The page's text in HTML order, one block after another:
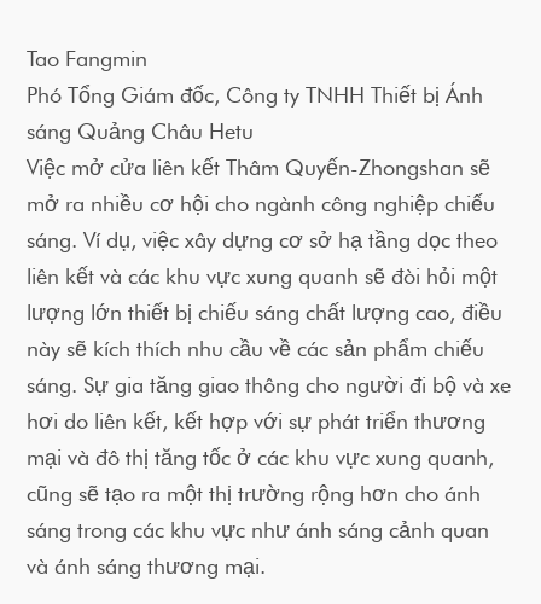
Tao Fangmin
Phó Tổng Giám đốc, Công ty TNHH Thiết bị Ánh
sáng Quảng Châu Hetu
Việc mở cửa liên kết Thâm Quyến-Zhongshan sẽ
mở ra nhiều cơ hội cho ngành công nghiệp chiếu
sáng. Ví dụ, việc xây dựng cơ sở hạ tầng dọc theo
liên kết và các khu vực xung quanh sẽ đòi hỏi một
lượng lớn thiết bị chiếu sáng chất lượng cao, điều
này sẽ kích thích nhu cầu về các sản phẩm chiếu
sáng. Sự gia tăng giao thông cho người đi bộ và xe
hơi do liên kết, kết hợp với sự phát triển thương
mại và đô thị tăng tốc ở các khu vực xung quanh,
cũng sẽ tạo ra một thị trường rộng hơn cho ánh
sáng trong các khu vực như ánh sáng cảnh quan
và ánh sáng thương mại.